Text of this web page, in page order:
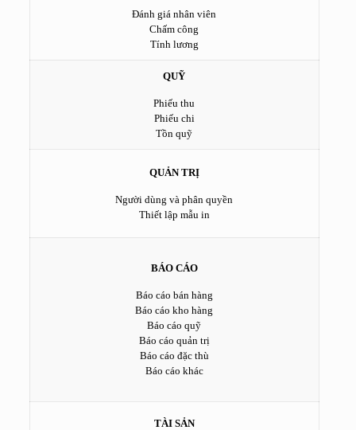
Đánh giá nhân viên
Chấm công
Tính lương
QUỸ
Phiếu thu
Phiếu chi
Tồn quỹ
QUẢN TRỊ
Người dùng và phân quyền
Thiết lập mẫu in
BÁO CÁO
Báo cáo bán hàng
Báo cáo kho hàng
Báo cáo quỹ
Báo cáo quản trị
Báo cáo đặc thù
Báo cáo khác
TÀI SẢN